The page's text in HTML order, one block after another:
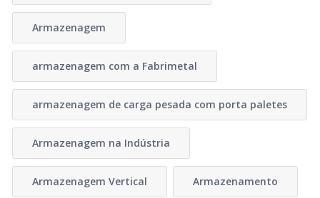
Armazenagem
armazenagem com a Fabrimetal
armazenagem de carga pesada com porta paletes
Armazenagem na Indústria
Armazenagem Vertical Armazenamento